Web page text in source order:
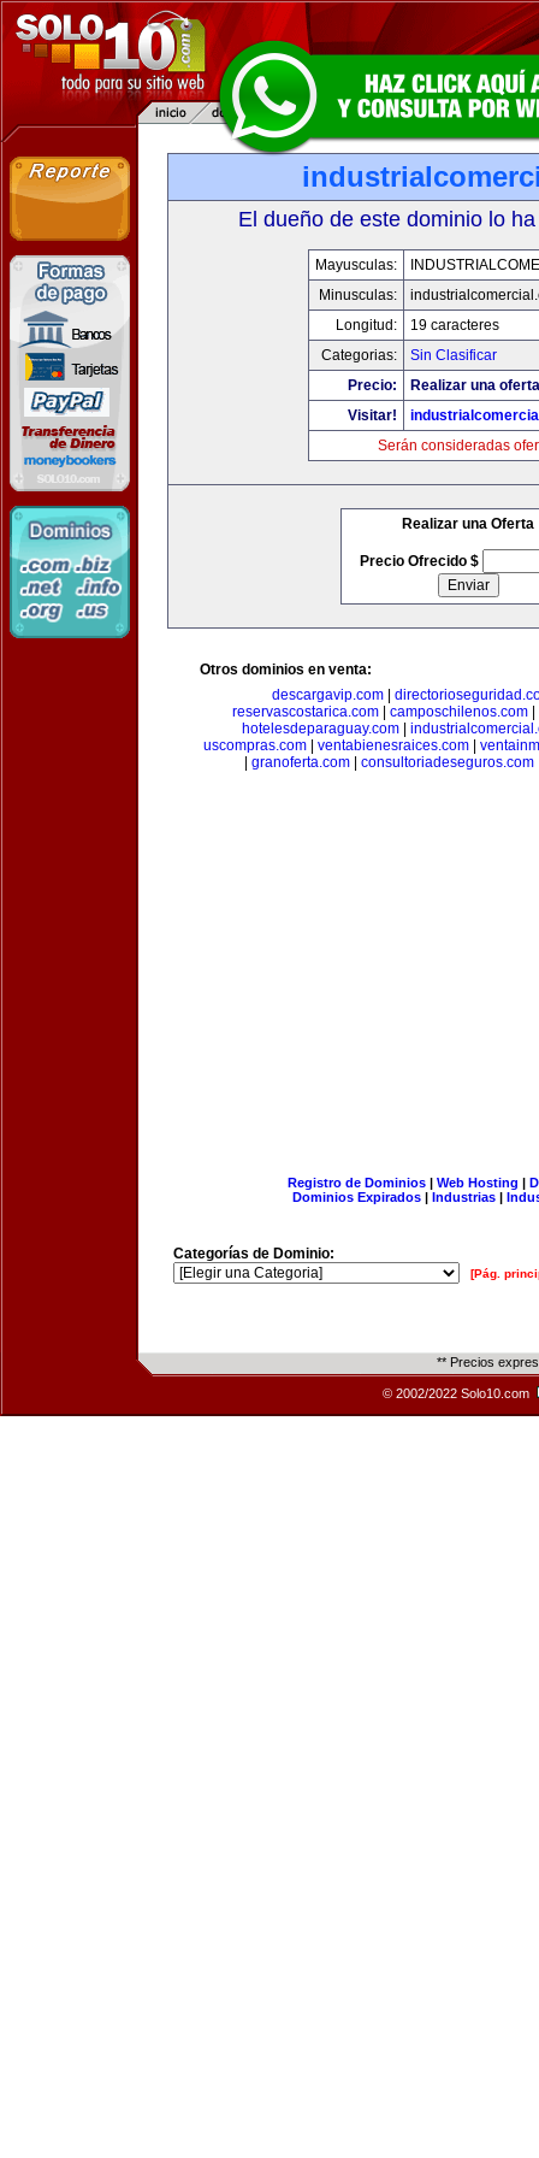
El dueño de este dominio lo
Mayusculas:
Minusculas:
Longitud:
19 caracteres
Categorias:
Sin Clasificar
Precio:
Realizar una
Visitar!
Serán consideradas
Realizar una Oferta
Precio Ofrecido $
Otros dominios en venta:
descargavip.com
reservascostarica.com
camposchilenos.com
hotelesdeparaguay.com|
uscompras.com| ventabienesraices.com|
granoferta.com| consultoriadeseguros.com
Registro de Dominios| Web Hosting |
Dominios Expirados | Industrias |
Categorías de Dominio:
[Pág.
** Precios
© 2002/2022 Solo10.com